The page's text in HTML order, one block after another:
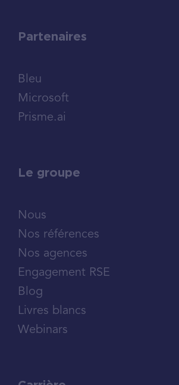
Partenaires
Bleu
Microsoft
Prisme.ai
Le groupe
Nous
Nos références
Nos agences
Engagement RSE
Blog
Livres blancs
Webinars